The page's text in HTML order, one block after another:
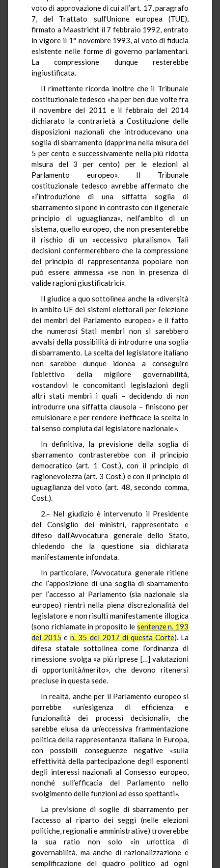
voto di approvazione di cui all’art. 17, paragrafo
7, del Trattato sull’Unione europea (TUE),
firmato a Maastricht il 7 febbraio 1992, entrato
in vigore il 1° novembre 1993, al voto di fiducia
esistente nelle forme di governo parlamentari.
La compressione dunque resterebbe
ingiustificata.
Il rimettente ricorda inoltre che il Tribunale
costituzionale tedesco «ha per ben due volte fra
il novembre del 2011 e il febbraio del 2014
dichiarato la contrarietà a Costituzione delle
disposizioni nazionali che introducevano una
soglia di sbarramento (dapprima nella misura del
5 per cento e successivamente nella più ridotta
misura del 3 per cento) per le elezioni al
Parlamento europeo». Il Tribunale
costituzionale tedesco avrebbe affermato che
«l’introduzione di una siffatta soglia di
sbarramento si pone in contrasto con il generale
principio di uguaglianza», nell’ambito di un
sistema, quello europeo, che non presenterebbe
il rischio di un «eccessivo pluralismo». Tali
decisioni confermerebbero che la compressione
del principio di rappresentanza popolare non
può essere ammessa «se non in presenza di
valide ragioni giustificatrici».
Il giudice a quo sottolinea anche la «diversità
in ambito UE dei sistemi elettorali per l’elezione
dei membri del Parlamento europeo» e il fatto
che numerosi Stati membri non si sarebbero
avvalsi della possibilità di introdurre una soglia
di sbarramento. La scelta del legislatore italiano
non sarebbe dunque idonea a conseguire
l’obiettivo della migliore governabilità,
«ostandovi le concomitanti legislazioni degli
altri stati membri i quali – decidendo di non
introdurre una siffatta clausola – finiscono per
emulsionare e per rendere inefficace la scelta in
tal senso compiuta dal legislatore nazionale».
In definitiva, la previsione della soglia di
sbarramento contrasterebbe con il principio
democratico (art. 1 Cost.), con il principio di
ragionevolezza (art. 3 Cost.) e con il principio di
uguaglianza del voto (art. 48, secondo comma,
Cost.).
2.– Nel giudizio è intervenuto il Presidente
del Consiglio dei ministri, rappresentato e
difeso dall’Avvocatura generale dello Stato,
chiedendo che la questione sia dichiarata
manifestamente infondata.
In particolare, l’Avvocatura generale ritiene
che l’apposizione di una soglia di sbarramento
per l’accesso al Parlamento (sia nazionale sia
europeo) rientri nella piena discrezionalità del
legislatore e non risulti manifestamente illogica
(sono richiamate in proposito le sentenze n. 193
del 2015 en. 35 del 2017 di questa Corte). La
difesa statale sottolinea come l’ordinanza di
rimessione svolga «a più riprese […] valutazioni
di opportunità/merito», che devono ritenersi
precluse in questa sede.
In realtà, anche per il Parlamento europeo si
porrebbe «un’esigenza di efficienza e
funzionalità dei processi decisionali», che
sarebbe elusa da un’eccessiva frammentazione
politica della rappresentanza italiana in Europa,
con possibili conseguenze negative «sulla
effettività della partecipazione degli esponenti
degli interessi nazionali al Consesso europeo,
nonché sull’efficacia del Parlamento nello
svolgimento delle funzioni ad esso spettanti».
La previsione di soglie di sbarramento per
l’accesso al riparto dei seggi (nelle elezioni
politiche, regionali e amministrative) troverebbe
la sua ratio non solo «in un’ottica di
governabilità, ma anche di razionalizzazione e
semplificazione del quadro politico ad ogni